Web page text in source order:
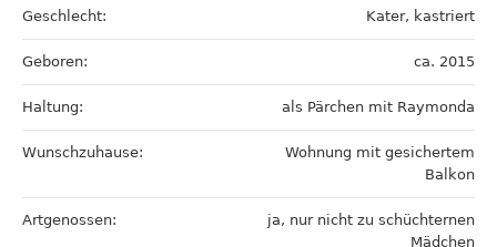
Geschlecht: Kater, kastriert
Geboren: ca. 2015
Haltung: als Pärchen mit Raymonda
Wunschzuhause:
Wohnung mit gesichertem
Balkon
Artgenossen:
ja, nur nicht zu schüchternen
Mädchen